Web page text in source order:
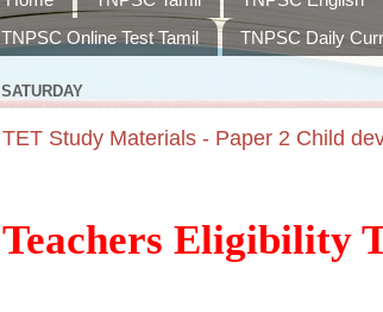
TNPSC Online Test Tamil
TNPSC Daily
SATURDAY
TET Study Materials - Paper 2 Child
Teachers Eligibility